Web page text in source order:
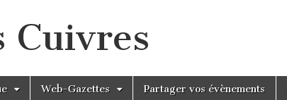
Cuivres
Web-Gazettes Partager vos évènements